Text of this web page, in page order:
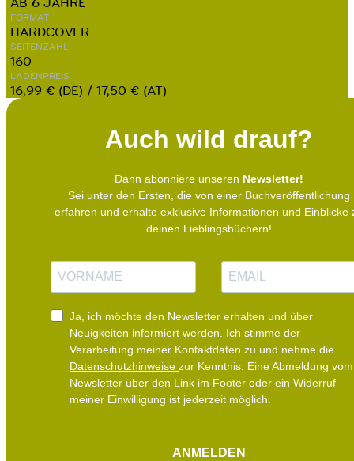
FORMAT
HARDCOVER
SEITENZAHL
160
LADENPREIS
16,99 € (DE) / 17,50 € (AT)
Auch wild drauf?
Dann abonniere unseren Newsletter!
Sei unter den Ersten, die von einer Buchveröffentlichung
erfahren und erhalte exklusive Informationen und Einblicke
deinen Lieblingsbüchern!
m
M
i
Ja, ich möchte den Newsletter erhalten und über
Neuigkeiten informiert werden.
Ich stimme der
Verarbeitung meiner Kontaktdaten zu und nehme die
Datenschutzhinweise zur Kenntnis. Eine Abmeldung vom
Newsletter über den Link im Footer oder ein Widerruf
meiner Einwilligung ist jederzeit möglich.
ANMELDEN